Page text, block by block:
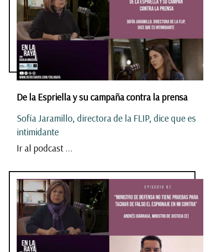
De la Espriella y su campaña contra la prensa
Sofía Jaramillo, directora de la FLIP, dice que es
intimidante
Ir al podcast ...